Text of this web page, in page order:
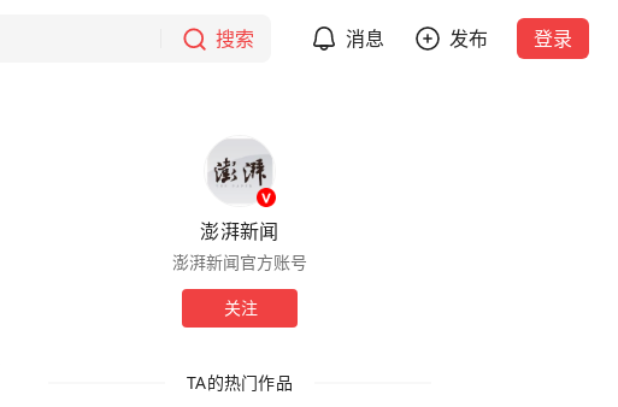
搜索 消息 发布 登录
澎湃新闻
澎湃新闻官方账号
关注
TA的热门作品